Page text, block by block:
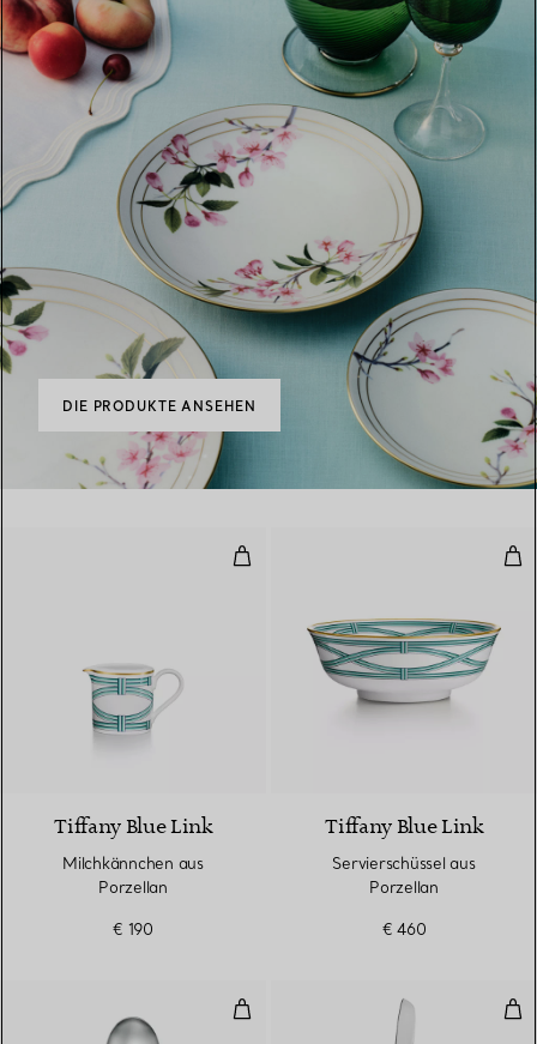
DIE PRODUKTE ANSEHEN
Milchkännchen aus Porzellan
Tiffany Blue Link
Milchkännchen aus
Porzellan
€ 190
Tiffany Blue Link
Servierschüssel aus
Porzellan
€ 460
Padova Risottolöffel in